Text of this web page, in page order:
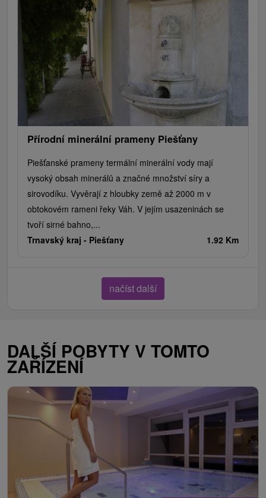
Přírodní minerální prameny Piešťany
Piešťanské prameny termální minerální vody mají
vysoký obsah minerálů a značné množství síry a
sirovodíku. Vyvěrají z hloubky země až 2000 m v
obtokovém rameni řeky Váh. V jejím usazeninách se
tvoří sirné bahno,...
Trnavský kraj - Piešťany 1.92 Km
načíst další
DALŠÍ POBYTY V TOMTO
ZAŘÍZENÍ